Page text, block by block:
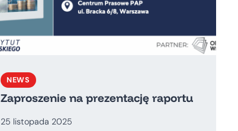
NEWS
Zaproszenie na prezentację raportu
25 listopada 2025